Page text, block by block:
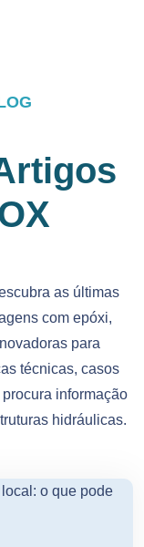
as últimas
com epóxi,
para
técnicas, casos
informação
hidráulicas.